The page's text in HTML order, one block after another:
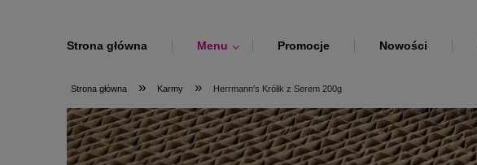
Strona główna Menu Promocje Nowości
Strona główna » Karmy » Herrmann's Królik z Serem 200g